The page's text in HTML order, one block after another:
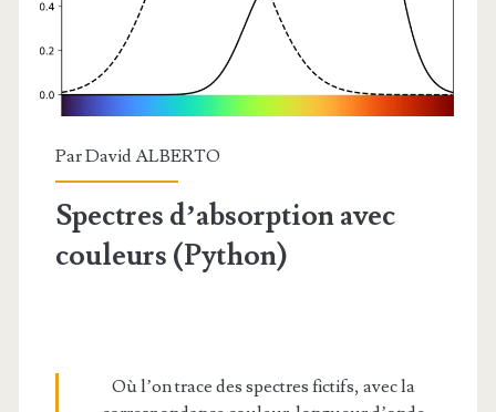
ParDavid ALBERTO
Spectres d’absorption avec
couleurs (Python)
Où l’on trace des spectres fictifs, avec la